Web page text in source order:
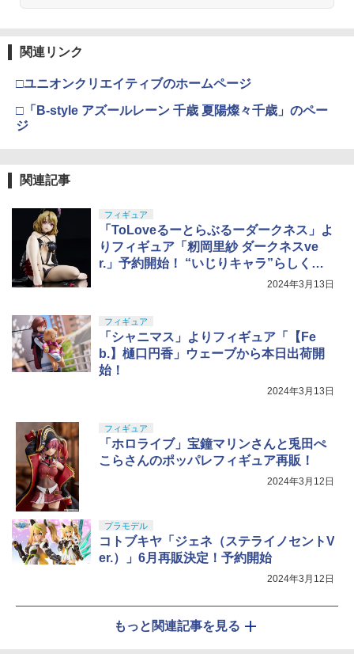
関連リンク
□ユニオンクリエイティブのホームページ
□「B-style アズールレーン 千歳 夏陽燦々千歳」のペー
ジ
関連記事
フィギュア
「ToLoveるーとらぶるーダークネス」よ
りフィギュア「籾岡里紗 ダークネスve
r.」予約開始！ “いじりキャラ”らしく挑
2024年3月13日
フィギュア
「シャニマス」よりフィギュア「【Fe
b.】樋口円香」ウェーブから本日出荷開
始！
2024年3月13日
フィギュア
「ホロライブ」宝鐘マリンさんと兎田ぺ
こらさんのポッパレフィギュア再販！
2024年3月12日
プラモデル
コトブキヤ「ジェネ（ステライノセントV
er.）」6月再販決定！予約開始
2024年3月12日
もっと関連記事を見る